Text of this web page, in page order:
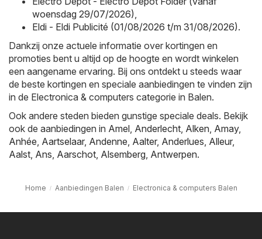
woensdag 29/07/2026)
Eldi - Eldi Publicité (01/08/2026 t/m 31/08/2026).
Dankzij onze actuele informatie over kortingen en
promoties bent u altijd op de hoogte en wordt winkelen
een aangename ervaring. Bij ons ontdekt u steeds waar
de beste kortingen en speciale aanbiedingen te vinden zijn
in de Electronica & computers categorie in Balen.
Ook andere steden bieden gunstige speciale deals. Bekijk
ook de aanbiedingen in Amel Anderlecht Alken Amay,
Anhée Aartselaar, Andenne Aalter, Anderlues Alleur,
Aalst Ans Aarschot Alsemberg Antwerpen.
Home Aanbiedingen Balen Electronica & computers Balen